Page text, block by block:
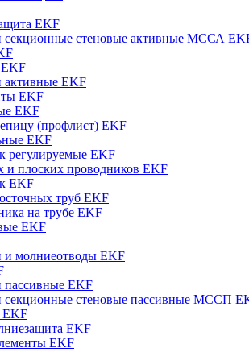
EKF
стеновые активные МССА
EKF
EKF
EKF
(профлист) EKF
EKF
регулируемые EKF
и плоских проводников EKF
EKF
труб EKF
на трубе EKF
EKF
молниеотводы EKF
EKF
стеновые пассивные МССП
EKF
EKF